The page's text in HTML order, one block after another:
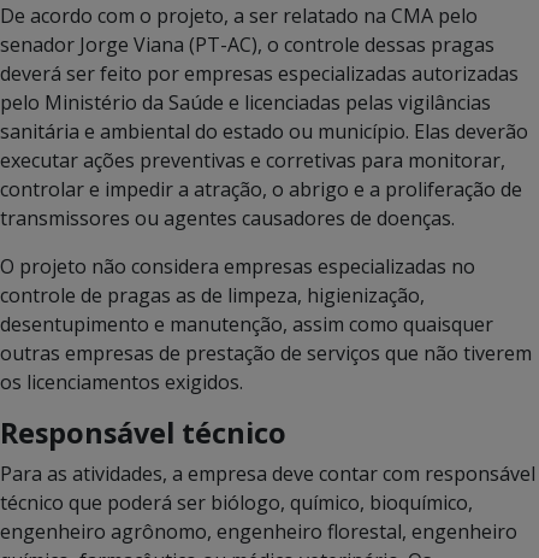
De acordo com o projeto, a ser relatado na CMA pelo
senador Jorge Viana (PT-AC), o controle dessas pragas
deverá ser feito por empresas especializadas autorizadas
pelo Ministério da Saúde e licenciadas pelas vigilâncias
sanitária e ambiental do estado ou município. Elas deverão
executar ações preventivas e corretivas para monitorar,
controlar e impedir a atração, o abrigo e a proliferação de
transmissores ou agentes causadores de doenças.
O projeto não considera empresas especializadas no
controle de pragas as de limpeza, higienização,
desentupimento e manutenção, assim como quaisquer
outras empresas de prestação de serviços que não tiverem
os licenciamentos exigidos.
Responsável técnico
Para as atividades, a empresa deve contar com responsável
técnico que poderá ser biólogo, químico, bioquímico,
engenheiro agrônomo, engenheiro florestal, engenheiro